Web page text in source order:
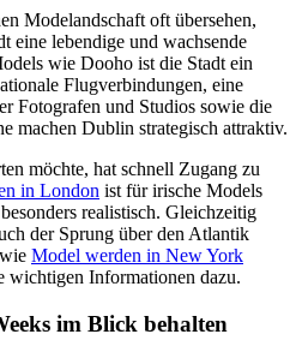
Modelandschaft oft übersehen,
eine lebendige und wachsende
wie Dooho ist die Stadt ein
Flugverbindungen, eine
Fotografen und Studios sowie die
machen Dublin strategisch attraktiv.
möchte, hat schnell Zugang zu
in London ist für irische Models
realistisch. Gleichzeitig
der Sprung über den Atlantik
Model werden in New York
wichtigen Informationen dazu.
im Blick behalten